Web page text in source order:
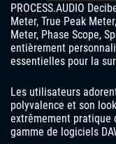
PROCESS.AUDIO
Meter, True Peak
Meter, Phase Scope,
entièrement
essentielles pour la
Les utilisateurs
polyvalence et son
extrêmement pratique
gamme de logiciels